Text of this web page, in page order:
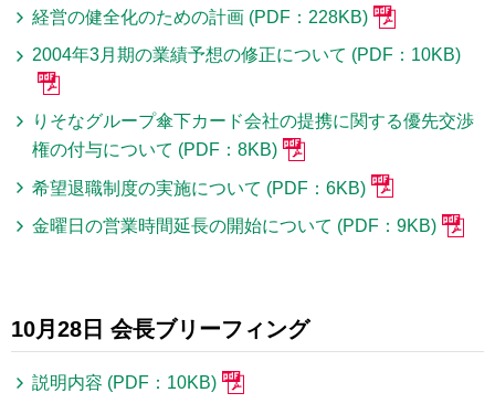
経営の健全化のための計画 (PDF：228KB)
2004年3月期の業績予想の修正について (PDF：10KB)
りそなグループ傘下カード会社の提携に関する優先交渉
権の付与について (PDF：8KB)
希望退職制度の実施について (PDF：6KB)
金曜日の営業時間延長の開始について (PDF：9KB)
10月28日 会長ブリーフィング
説明内容 (PDF：10KB)